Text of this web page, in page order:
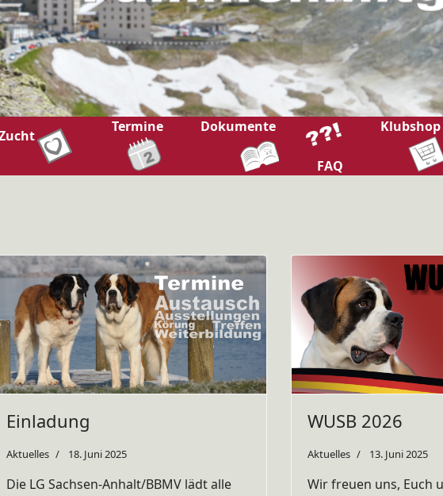
Termine Dokumente
FAQ
Klubshop
Einladung
Aktuelles 18. Juni 2025
Die LG Sachsen-Anhalt/BBMV lädt alle
WUSB 2026
Aktuelles 13. Juni 2025
Wir freuen uns, Euch